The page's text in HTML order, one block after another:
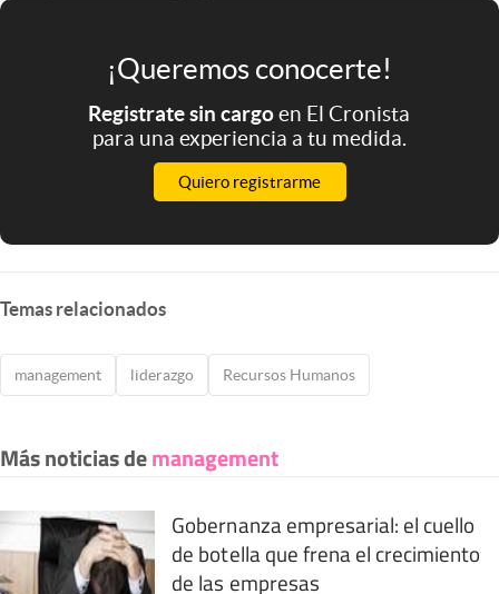
¡Queremos conocerte!
Registrate sin cargoen El Cronista
para una experiencia a tu medida.
Quiero registrarme
Temas relacionados
management liderazgo Recursos Humanos
Más noticias demanagement
Gobernanza empresarial: el cuello
de botella que frena el crecimiento
de las empresas